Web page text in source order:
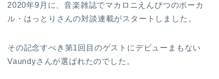
2020年9月に、音楽雑誌でマカロニえんぴつのボーカ
ル・はっとりさんの対談連載がスタートしました。
その記念すべき第1回目のゲストに デビューまもない
Vaundyさんが選ばれたのでした。